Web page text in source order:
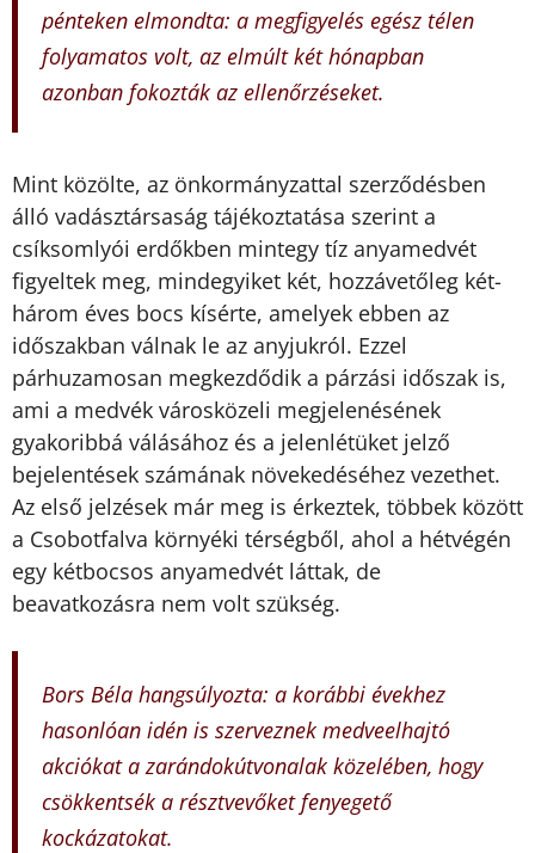
pénteken elmondta: a megfigyelés egész télen
folyamatos volt, az elmúlt két hónapban
azonban fokozták az ellenőrzéseket.
Mint közölte, az önkormányzattal szerződésben
álló vadásztársaság tájékoztatása szerint a
csíksomlyói erdőkben mintegy tíz anyamedvét
figyeltek meg, mindegyiket két, hozzávetőleg két-
három éves bocs kísérte, amelyek ebben az
időszakban válnak le az anyjukról. Ezzel
párhuzamosan megkezdődik a párzási időszak is,
ami a medvék városközeli megjelenésének
gyakoribbá válásához és a jelenlétüket jelző
bejelentések számának növekedéséhez vezethet.
Az első jelzések már meg is érkeztek, többek között
a Csobotfalva környéki térségből, ahol a hétvégén
egy kétbocsos anyamedvét láttak, de
beavatkozásra nem volt szükség.
Bors Béla hangsúlyozta: a korábbi évekhez
hasonlóan idén is szerveznek medveelhajtó
akciókat a zarándokútvonalak közelében, hogy
csökkentsék a résztvevőket fenyegető
kockázatokat.